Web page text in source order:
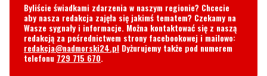
Byliście świadkami zdarzenia w naszym regionie? Chcecie
aby nasza redakcja zajęła się jakimś tematem? Czekamy na
Wasze sygnały i informacje. Można kontaktować się z naszą
redakcją za pośrednictwem strony facebookowej i mailowo:
redakcja@nadmorski24.pl Dyżurujemy także pod numerem
telefonu 729 715 670.